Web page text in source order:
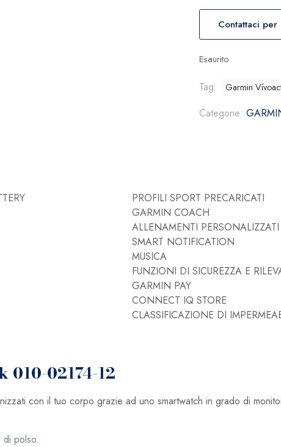
Contattaci
Esaurito
Tag: Garmin
Categorie:
PROFILI SPORT PRECARICATI
GARMIN COACH
ALLENAMENTI PERSONALIZZATI
SMART NOTIFICATION
MUSICA
FUNZIONI DI SICUREZZA E
GARMIN PAY
CONNECT IQ STORE
CLASSIFICAZIONE DI
010-02174-12
con il tuo corpo grazie ad uno smartwatch in grado di
di polso.